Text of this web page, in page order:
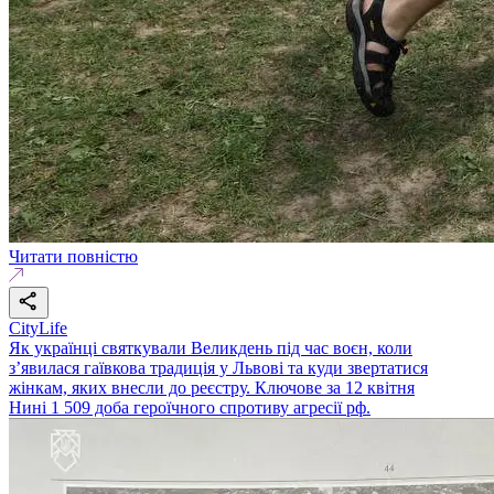
Читати повністю
CityLife
Як українці святкували Великдень під час воєн, коли
з’явилася гаївкова традиція у Львові та куди звертатися
жінкам, яких внесли до реєстру. Ключове за 12 квітня
Нині 1 509 доба героїчного спротиву агресії рф.